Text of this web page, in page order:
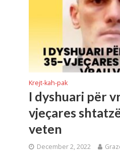
Krejt-kah-pak
I dyshuari për
vjeçares
veten
December 2, 2022